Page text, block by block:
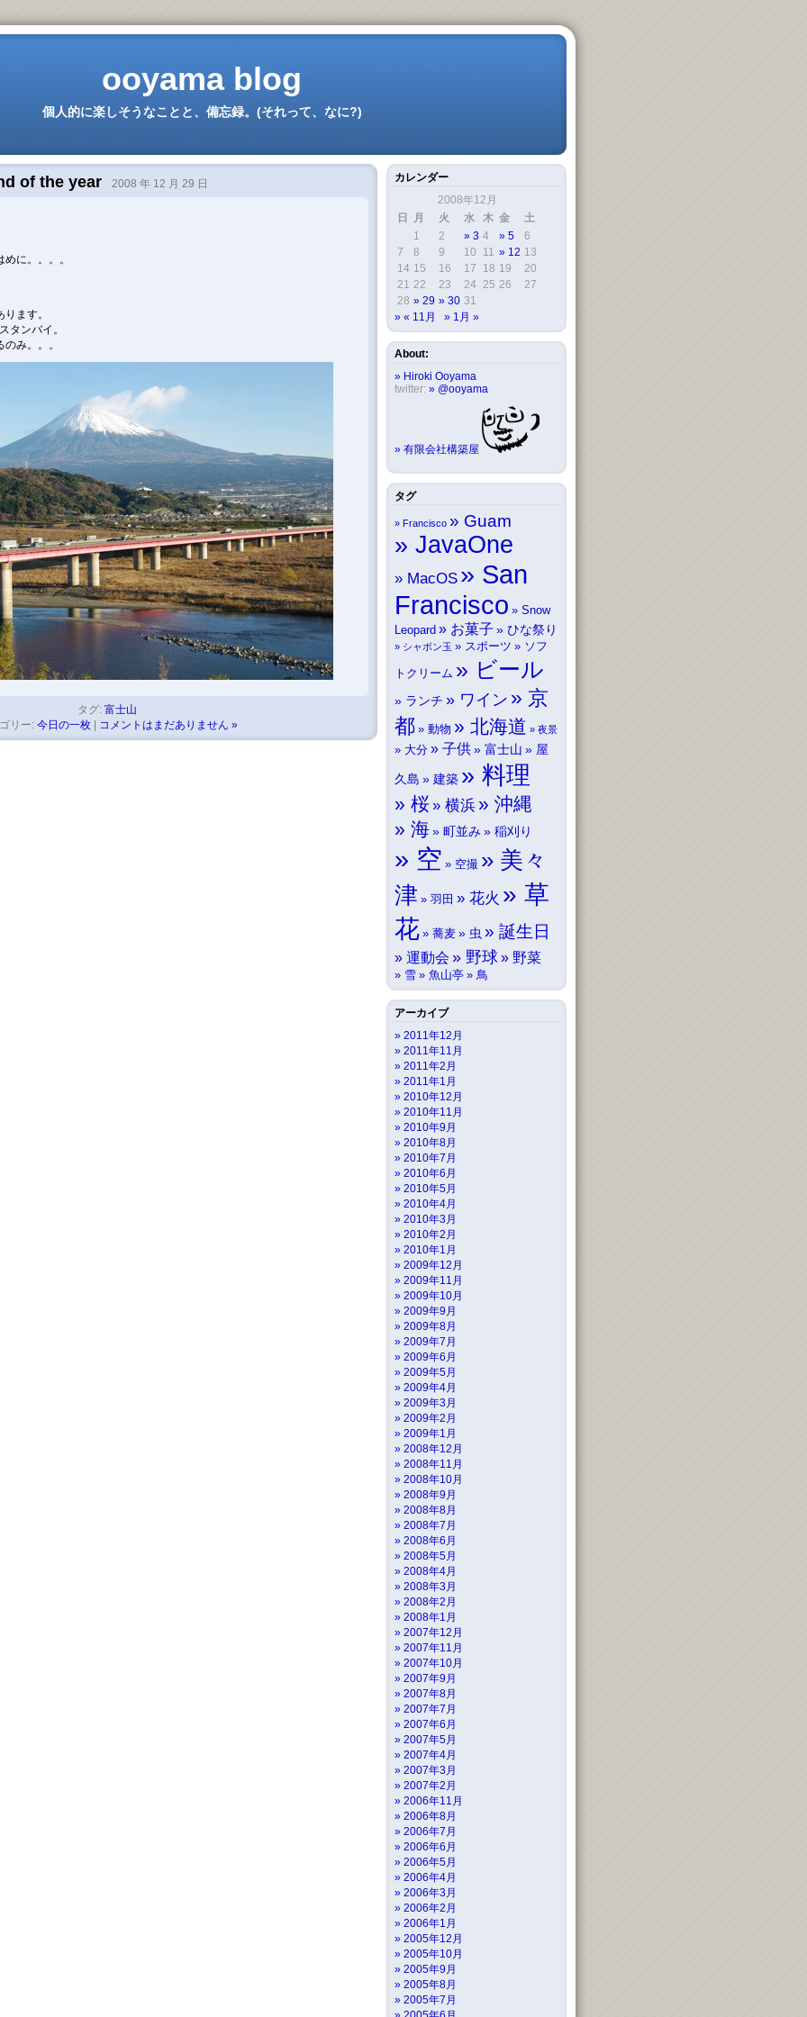
ooyama blog
個人的に楽しそうなことと、備忘録。(それって、なに?)
of the year 2008 年 12 月 29 日
に。。。。
ます。
タンバイ。
み。。。
タグ: 富士山
リー: 今日の一枚| コメントはまだありません »
カレンダー
2008年12月
日
月 火 水 木 金
土
1
2 3 4 5
6
7
8 9 10 11 12 13
14 15 16 17 18 19
20
21 22 23 24 25 26
27
28
29 30 31
« 11月
1月 »
About:
Hiroki Ooyama
twitter:
@ooyama
有限会社構築屋
タグ
Francisco Guam
JavaOne
MacOS
San
Francisco
Snow
Leopard
お菓子 ひな祭り
シャボン玉 スポーツ ソフ
トクリーム ビール
ランチ ワイン
京
都
動物 北海道 夜景
大分 子供 富士山 屋
久島 建築 料理
桜 横浜
沖縄
海
町並み 稲刈り
空 空撮
美々
津
羽田 花火
草
花
蕎麦 虫 誕生日
運動会 野球 野菜
雪 魚山亭 鳥
アーカイブ
2011年12月
2011年11月
2011年2月
2011年1月
2010年12月
2010年11月
2010年9月
2010年8月
2010年7月
2010年6月
2010年5月
2010年4月
2010年3月
2010年2月
2010年1月
2009年12月
2009年11月
2009年10月
2009年9月
2009年8月
2009年7月
2009年6月
2009年5月
2009年4月
2009年3月
2009年2月
2009年1月
2008年12月
2008年11月
2008年10月
2008年9月
2008年8月
2008年7月
2008年6月
2008年5月
2008年4月
2008年3月
2008年2月
2008年1月
2007年12月
2007年11月
2007年10月
2007年9月
2007年8月
2007年7月
2007年6月
2007年5月
2007年4月
2007年3月
2007年2月
2006年11月
2006年8月
2006年7月
2006年6月
2006年5月
2006年4月
2006年3月
2006年2月
2006年1月
2005年12月
2005年10月
2005年9月
2005年8月
2005年7月